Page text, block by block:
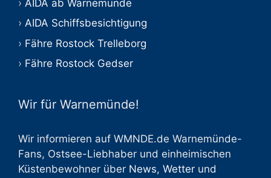
AIDA ab Warnemünde
AIDA Schiffsbesichtigung
Fähre Rostock Trelleborg
Fähre Rostock Gedser
Wir für Warnemünde!
Wir informieren auf WMNDE.de Warnemünde-
Fans, Ostsee-Liebhaber und einheimischen
Küstenbewohner über News, Wetter und